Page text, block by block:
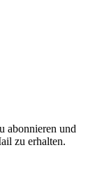
abonnieren und
zu erhalten.